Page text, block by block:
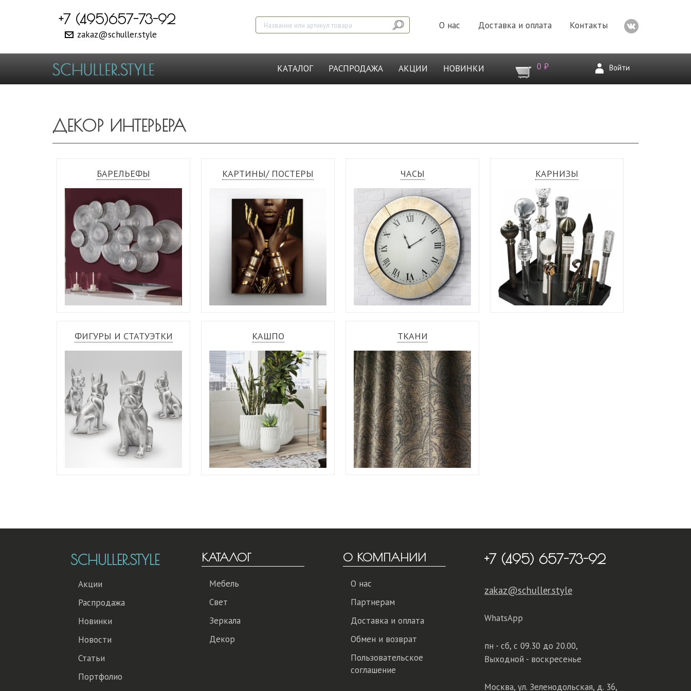
+7 (495)657-73-92
zakaz@schuller.style
О нас Доставка и оплата Контакты
КАТАЛОГ РАСПРОДАЖА АКЦИИ НОВИНКИ 0 ₽ Войти
ДЕКОР ИНТЕРЬЕРА
БАРЕЛЬЕФЫ КАРТИНЫ/ ПОСТЕРЫ ЧАСЫ КАРНИЗЫ
ФИГУРЫ И СТАТУЭТКИ КАШПО ТКАНИ
SCHULLER.STYLE
Акции
Распродажа
Новинки
Новости
Статьи
Портфолио
КАТАЛОГ
Мебель
Свет
Зеркала
Декор
О КОМПАНИИ
О нас
Партнерам
Доставка и оплата
Обмен и возврат
Пользовательское
соглашение
+7 (495) 657-73-92
zakaz@schuller.style
WhatsApp
пн - сб, с 09.30 до 20.00,
Выходной - воскресенье
Москва, ул. Зеленодольская, д. 36,